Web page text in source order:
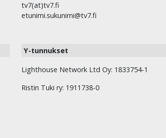
tv7(at)tv7.fi
etunimi.sukunimi@tv7.fi
Y-tunnukset
Lighthouse Network Ltd Oy: 1833754-1
Ristin Tuki ry: 1911738-0